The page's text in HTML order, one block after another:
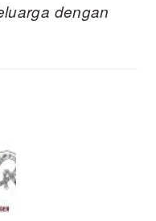
dengan